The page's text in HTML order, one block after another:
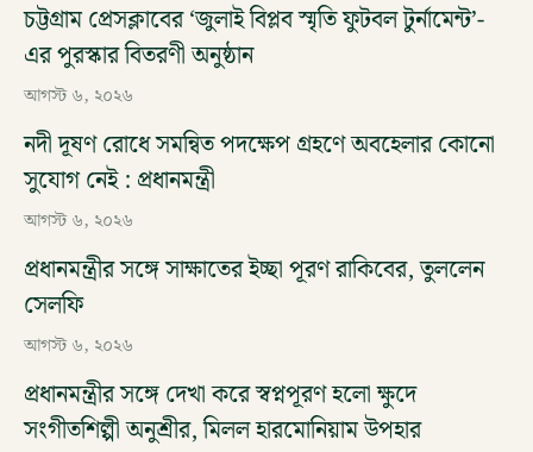
চট্টগ্রাম প্রেসক্লাবের ‘জুলাই বিপ্লব স্মৃতি ফুটবল টুর্নামেন্ট’-
এর পুরস্কার বিতরণী অনুষ্ঠান
আগস্ট ৬, ২০২৬
নদী দূষণ রোধে সমন্বিত পদক্ষেপ গ্রহণে অবহেলার কোনো
সুযোগ নেই : প্রধানমন্ত্রী
আগস্ট ৬, ২০২৬
প্রধানমন্ত্রীর সঙ্গে সাক্ষাতের ইচ্ছা পূরণ রাকিবের, তুললেন
সেলফি
আগস্ট ৬, ২০২৬
প্রধানমন্ত্রীর সঙ্গে দেখা করে স্বপ্নপূরণ হলো ক্ষুদে
সংগীতশিল্পী অনুশ্রীর, মিলল হারমোনিয়াম উপহার